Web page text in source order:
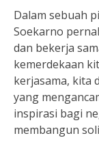
Dalam sebuah
Soekarno
dan bekerja
kemerdekaan
kerjasama, kita
yang
inspirasi bagi
membangun